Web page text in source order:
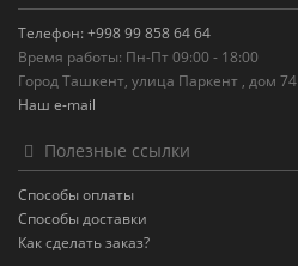
Телефон: +998 99 858 64 64
Время работы: Пн-Пт 09:00 - 18:00
Город Ташкент, улица Паркент , дом 74
Наш e-mail
Полезные ссылки
Способы оплаты
Способы доставки
Как сделать заказ?